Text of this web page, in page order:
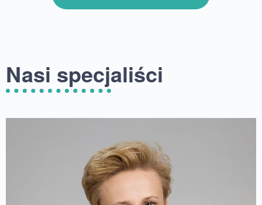
Nasi specjaliści